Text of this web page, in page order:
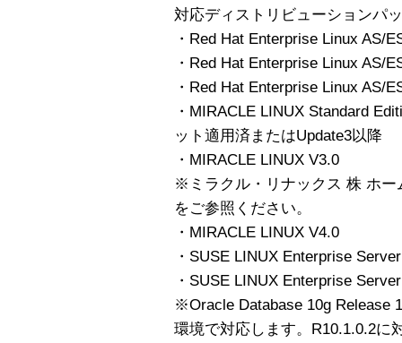
対応ディストリビューションパ
・Red Hat Enterprise Linux AS/
・Red Hat Enterprise Linux AS/
・Red Hat Enterprise Linux AS/
・MIRACLE LINUX Standard
ット適用済またはUpdate3以降
・MIRACLE LINUX V3.0
※ミラクル・リナックス 株 ホー
をご参照ください。
・MIRACLE LINUX V4.0
・SUSE LINUX Enterprise
・SUSE LINUX Enterprise
※Oracle Database 10g Release
環境で対応します。R10.1.0.2に